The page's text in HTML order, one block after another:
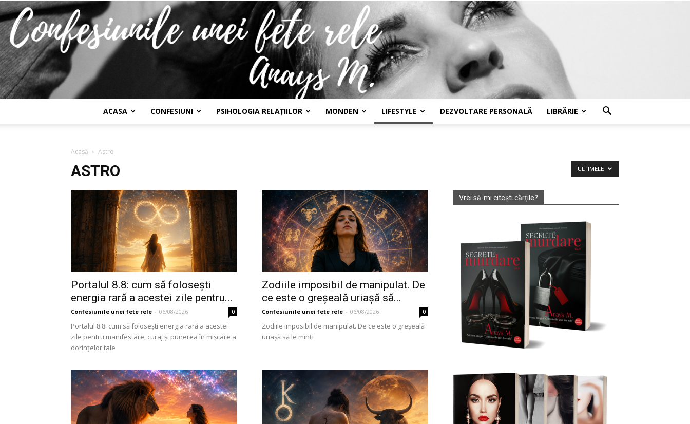
unei
fete
ACASA CONFESIUNI PSIHOLOGIA RELAȚIILOR MONDEN LIFESTYLE DEZVOLTARE PERSONALĂ LIBRĂRIE
Acasă Astro
ASTRO ULTIMELE
Portalul 8.8: cum să folosești
energia rară a acestei zile pentru...
Confesiunile unei fete rele - 06/08/2026 0
Portalul 8.8: cum să folosești energia rară a acestei
zile pentru manifestare, curaj și punerea în mișcare a
dorințelor tale
Zodiile imposibil de manipulat. De
ce este o greșeală uriașă să...
Confesiunile unei fete rele - 06/08/2026 0
Zodiile imposibil de manipulat. De ce este o greșeală
uriașă să le minți
Vrei să-mi citești cărțile?